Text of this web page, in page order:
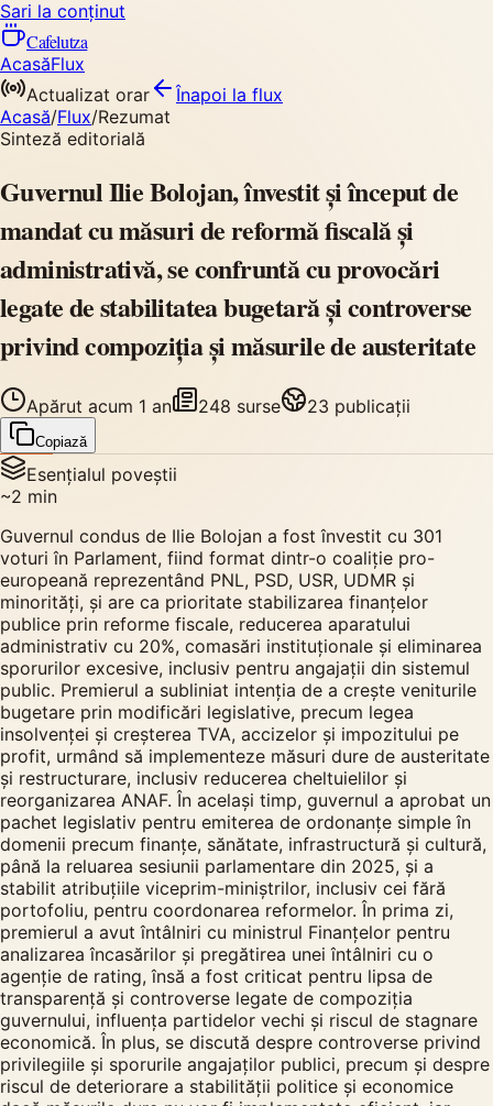
Sari la conținut
Cafelutza
AcasăFlux
Actualizat orar
Înapoi la flux
Acasă/Flux/Rezumat
Sinteză editorială
Guvernul Ilie Bolojan, învestit și început de
mandat cu măsuri de reformă fiscală și
administrativă, se confruntă cu provocări
legate de stabilitatea bugetară și controverse
privind compoziția și măsurile de austeritate
Apărut acum 1 an 248 surse 23 publicații
Copiază
Esențialul poveștii
~2 min
Guvernul condus de Ilie Bolojan a fost învestit cu 301
voturi în Parlament, fiind format dintr-o coaliție pro-
europeană reprezentând PNL, PSD, USR, UDMR și
minorități, și are ca prioritate stabilizarea finanțelor
publice prin reforme fiscale, reducerea aparatului
administrativ cu 20%, comasări instituționale și eliminarea
sporurilor excesive, inclusiv pentru angajații din sistemul
public. Premierul a subliniat intenția de a crește veniturile
bugetare prin modificări legislative, precum legea
insolvenței și creșterea TVA, accizelor și impozitului pe
profit, urmând să implementeze măsuri dure de austeritate
și restructurare, inclusiv reducerea cheltuielilor și
reorganizarea ANAF. În același timp, guvernul a aprobat un
pachet legislativ pentru emiterea de ordonanțe simple în
domenii precum finanțe, sănătate, infrastructură și cultură,
până la reluarea sesiunii parlamentare din 2025, și a
stabilit atribuțiile viceprim-miniștrilor, inclusiv cei fără
portofoliu, pentru coordonarea reformelor. În prima zi,
premierul a avut întâlniri cu ministrul Finanțelor pentru
analizarea încasărilor și pregătirea unei întâlniri cu o
agenție de rating, însă a fost criticat pentru lipsa de
transparență și controverse legate de compoziția
guvernului, influența partidelor vechi și riscul de stagnare
economică. În plus, se discută despre controverse privind
privilegiile și sporurile angajaților publici, precum și despre
riscul de deteriorare a stabilității politice și economice